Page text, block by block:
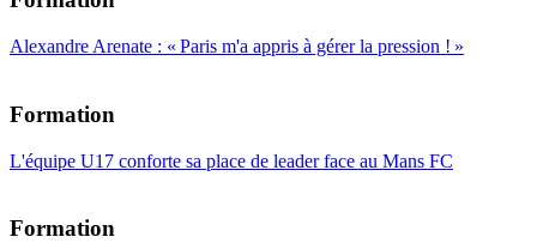
Alexandre Arenate : « Paris m'a appris à gérer la pression ! »
Formation
L'équipe U17 conforte sa place de leader face au Mans FC
Formation